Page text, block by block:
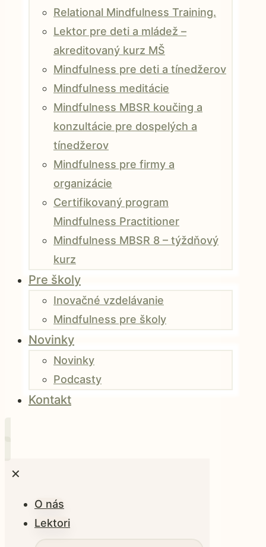
Relational Mindfulness Training.
Lektor pre deti a mládež –
akreditovaný kurz MŠ
Mindfulness pre deti a tínedžerov
Mindfulness meditácie
Mindfulness MBSR koučing a
konzultácie pre dospelých a
tínedžerov
Mindfulness pre firmy a
organizácie
Certifikovaný program
Mindfulness Practitioner
Mindfulness MBSR 8 – týždňový
kurz
Pre školy
Inovačné vzdelávanie
Mindfulness pre školy
Novinky
Novinky
Podcasty
Kontakt
✕
O nás
Lektori